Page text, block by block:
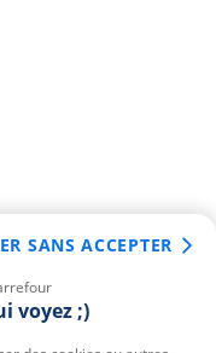
voyez ;)
SANS ACCEPTER